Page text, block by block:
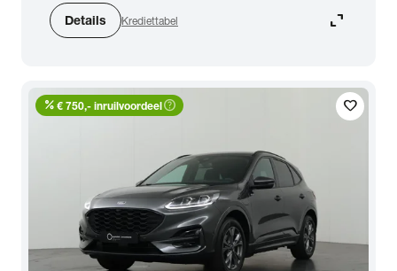
Details Krediettabel expand_content
favorite
percent € 750,- inruilvoordeelhelp_outline